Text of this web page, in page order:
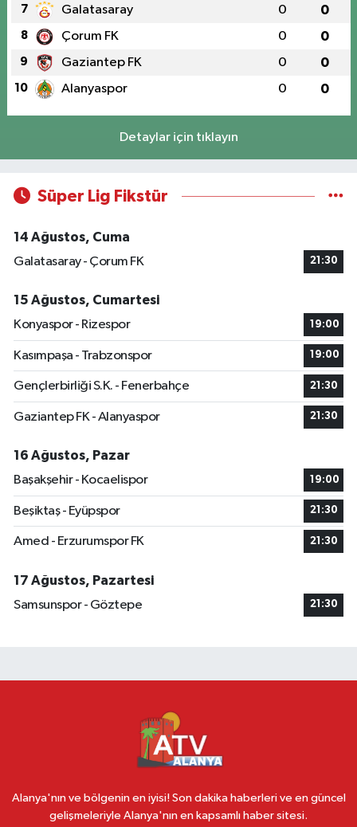
7 Galatasaray 0 0
8 Çorum FK 0 0
9 Gaziantep FK 0 0
10 Alanyaspor 0 0
Detaylar için tıklayın
Süper Lig Fikstür
14 Ağustos, Cuma
Galatasaray - Çorum FK
21:30
15 Ağustos, Cumartesi
Konyaspor - Rizespor
19:00
Kasımpaşa - Trabzonspor 19:00
Gençlerbirliği S.K. - Fenerbahçe 21:30
Gaziantep FK - Alanyaspor 21:30
16 Ağustos, Pazar
Başakşehir - Kocaelispor
19:00
Beşiktaş - Eyüpspor 21:30
Amed - Erzurumspor FK 21:30
17 Ağustos, Pazartesi
Samsunspor - Göztepe
21:30
Alanya'nın ve bölgenin en iyisi! Son dakika haberleri ve en güncel
gelişmeleriyle Alanya'nın en kapsamlı haber sitesi.